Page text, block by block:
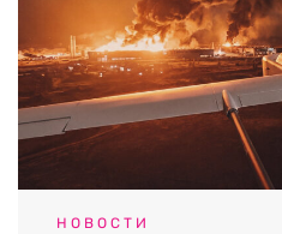
НОВОСТИ